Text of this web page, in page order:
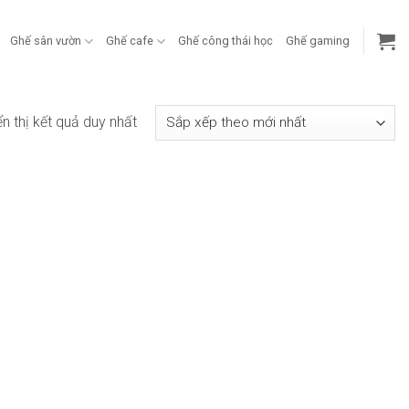
Ghế sân vườn Ghế cafe Ghế công thái học Ghế gaming
thị kết quả duy nhất